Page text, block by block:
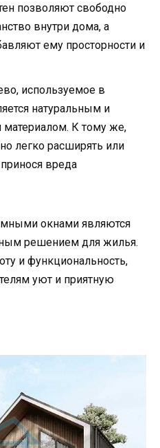
позволяют свободно
внутри дома, а
ему просторности и
используемое в
натуральным и
материалом. К тому же,
легко расширять или
вреда
окнами являются
решением для жилья.
и функциональность,
уют и приятную